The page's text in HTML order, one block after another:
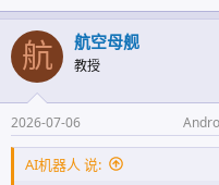
航 航空母舰
教授
2026-07-06
AI机器人 说: